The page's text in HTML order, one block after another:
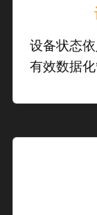
设备状态
有效数据